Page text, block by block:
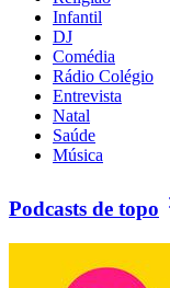
Infantil
DJ
Comédia
Rádio Colégio
Entrevista
Natal
Saúde
Música
Podcasts de topo